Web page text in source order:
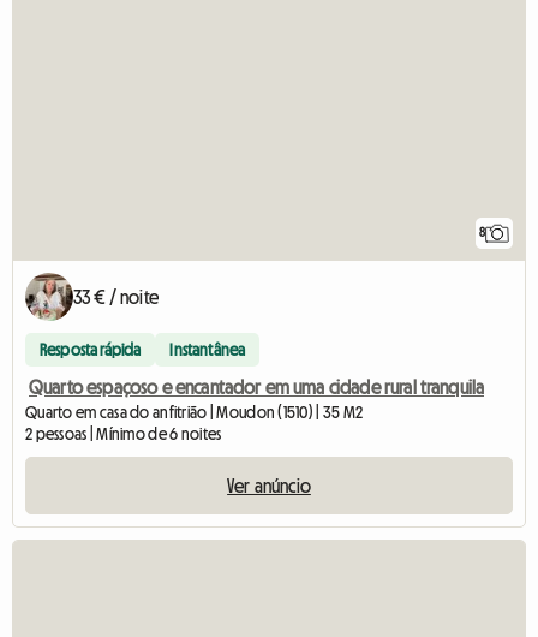
8
33 € / noite
Resposta rápida Instantânea
Quarto espaçoso e encantador em uma cidade rural tranquila
Quarto em casa do anfitrião | Moudon (1510) | 35 M2
2 pessoas | Mínimo de 6 noites
Ver anúncio